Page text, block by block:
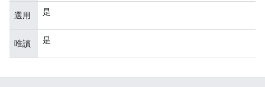
選用 是
唯讀 是